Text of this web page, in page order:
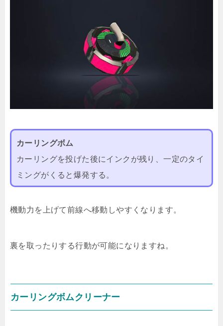
カーリングボム
カーリングを投げた後にインクが残り、一定のタイ
ミングがくると爆発する。
機動力を上げて前線へ移動しやすくなります。
裏を取ったりする行動が可能になりますね。
カーリングボムクリーナー